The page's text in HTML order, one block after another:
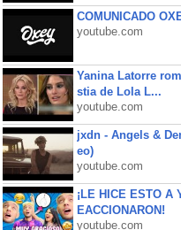
COMUNICADO
youtube.com
Yanina Latorre
stia de Lola L...
youtube.com
jxdn - Angels &
eo)
youtube.com
¡LE HICE ESTO A
EACCIONARON!
youtube.com